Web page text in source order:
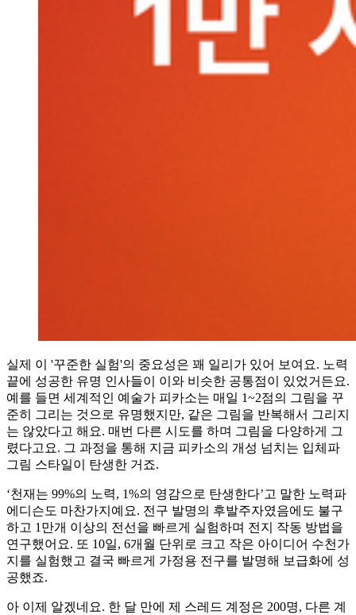
실제 이 '꾸준한 실험'의 중요성은 꽤 일리가 있어 보여요. 노력
끝에 성공한 유명 인사들이 이와 비슷한 공통점이 있었거든요.
예를 들면 세계적인 예술가 피카소는 매일 1~2점의 그림을 꾸
준히 그리는 것으로 유명했지만, 같은 그림을 반복해서 그리지
는 않았다고 해요. 매번 다른 시도를 하며 그림을 다양하게 그
렸다고요. 그 과정을 통해 지금 피카소의 개성 넘치는 입체파
그림 스타일이 탄생한 거죠.
‘천재는 99%의 노력, 1%의 영감으로 탄생한다’고 말한 노력파
에디슨도 마찬가지예요. 전구 발명의 후발주자였음에도 불구
하고 1만개 이상의 전선을 빠르게 실험하며 전지 작동 방법을
연구했어요. 또 10일, 6개월 단위로 크고 작은 아이디어 수천가
지를 실험했고 결국 빠르게 가정용 전구를 발명해 보급화에 성
공했죠.
아 이제 알겠네요. 한 달 만에 제 스레드 계정은 200명, 다른 계